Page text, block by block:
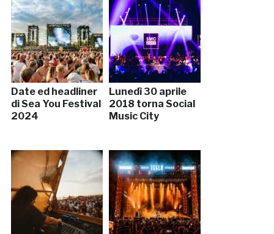
Date ed headliner
di Sea You Festival
2024
Lunedì 30 aprile
2018 torna Social
Music City